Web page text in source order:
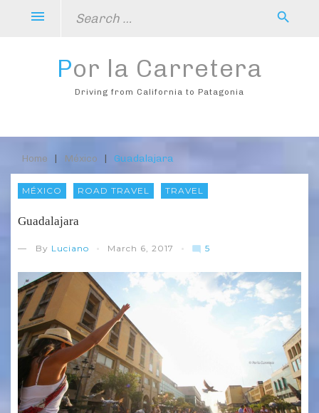
Search
search
Por la Carretera
Driving from California to Patagonia
menu
Home | México | Guadalajara
MÉXICO ROAD TRAVEL TRAVEL
Guadalajara
— By Luciano March 6, 2017 mode_comment
5
o
e